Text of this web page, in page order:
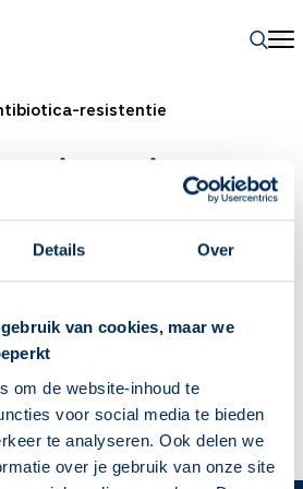
Details Over
van cookies, maar we
om de website-inhoud te
voor social media te bieden
te analyseren. Ook delen we
over je gebruik van onze site
resistentie
meer doodgaat aan een
schadelijke bacteriën worden hoe
tegen verschillende soorten
het gevaar dat bepaalde
behandeld kunnen worden.